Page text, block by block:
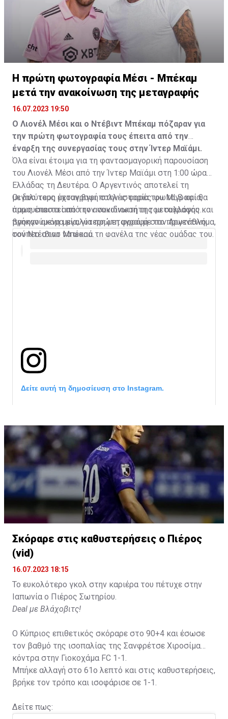
Η πρώτη φωτογραφία Μέσι - Μπέκαμ
μετά την ανακοίνωση της μεταγραφής
16.07.2023 19:50
Ο Λιονέλ Μέσι και ο Ντέβιντ Μπέκαμ πόζαραν για
την πρώτη φωτογραφία τους έπειτα από την
έναρξη της συνεργασίας τους στην Ίντερ Μαϊάμι.
Όλα είναι έτοιμα για τη φαντασμαγορική παρουσίαση
του Λιονέλ Μέσι από την Ίντερ Μαϊάμι στη 1:00 ώρα
Ελλάδας τη Δευτέρα. Ο Αργεντινός αποτελεί τη
μεγαλύτερη μεταγραφή στην ιστορία του MLS και θα
παρουσιαστεί από τον συνιδιοκτήτη του συλλόγου και
προηγούμενη μεγαλύτερη μεταγραφή στο πρωτάθλημα,
τον Ντέιβιντ Μπέκαμ.
Οι δυο τους έχουν βγει πολλές φορές φωτογραφία,
όμως έπειτα από την ανακοίνωση της μεταγραφής
βγήκαν ακόμα μία, για πρώτη φορά με τον Αργεντινό
σούπερ σταρ να φορά τη φανέλα της νέας ομάδας του.
Δείτε αυτή τη δημοσίευση στο Instagram.
Η δημοσίευση κοινοποιήθηκε από το χρήστη David Beckham
Σκόραρε στις καθυστερήσεις ο Πιέρος
(vid)
16.07.2023 18:15
Το ευκολότερο γκολ στην καριέρα του πέτυχε στην
Ιαπωνία ο Πιέρος Σωτηρίου.
Deal με Βλάχοβιτς!
Ο Κύπριος επιθετικός σκόραρε στο 90+4 και έσωσε
τον βαθμό της ισοπαλίας της Σανφρέτσε Χιροσίμα
κόντρα στην Γιοκοχάμα FC 1-1.
Μπήκε αλλαγή στο 61ο λεπτό και στις καθυστερήσεις,
βρήκε τον τρόπο και ισοφάρισε σε 1-1.
Δείτε πως: